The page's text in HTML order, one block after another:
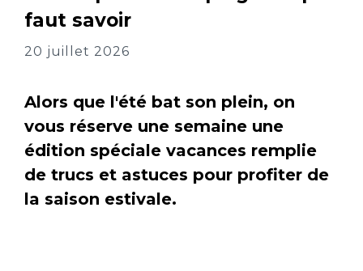
faut savoir
20 juillet 2026
Alors que l'été bat son plein, on
vous réserve une semaine une
édition spéciale vacances remplie
de trucs et astuces pour profiter de
la saison estivale.